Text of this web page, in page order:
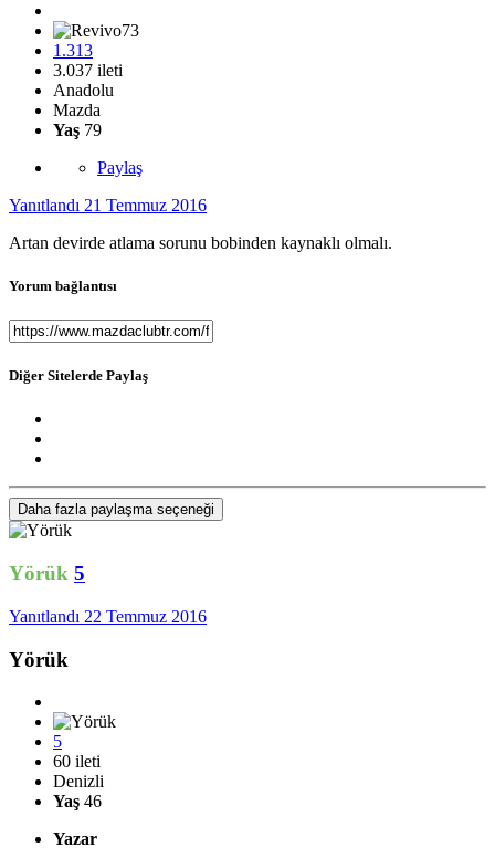
1.313
3.037 ileti
Anadolu
Mazda
Yaş 79
Paylaş
Yanıtlandı 21 Temmuz 2016
Artan devirde atlama sorunu bobinden kaynaklı olmalı.
Yorum bağlantısı
Diğer Sitelerde Paylaş
Daha fazla paylaşma seçeneği
Yörük 5
Yanıtlandı 22 Temmuz 2016
Yörük
5
60 ileti
Denizli
Yaş 46
Yazar